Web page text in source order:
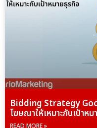
Bidding Strategy
โฆษณาให้เหมาะกับเป้าห
READ MORE »